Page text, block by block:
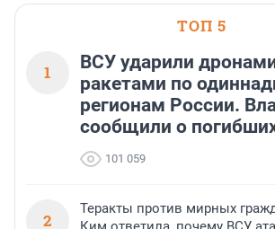
ТОП 5
1
ВСУ ударили
ракетами по
регионам России.
сообщили о
101 059
2
Теракты против мирных